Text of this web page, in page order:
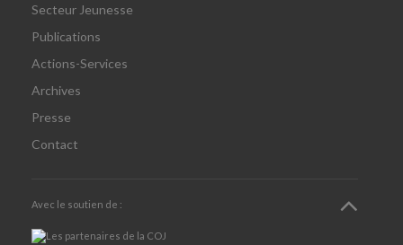
Secteur Jeunesse
Publications
Actions-Services
Archives
Presse
Contact
Avec le soutien de :